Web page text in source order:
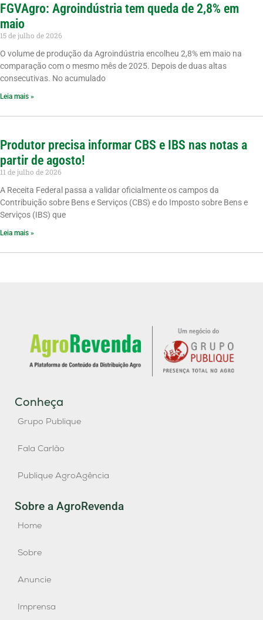
FGVAgro: Agroindústria tem queda de 2,8% em
maio
15 de julho de 2026
O volume de produção da Agroindústria encolheu 2,8% em maio na
comparação com o mesmo mês de 2025. Depois de duas altas
consecutivas. No acumulado
Leia mais »
Produtor precisa informar CBS e IBS nas notas a
partir de agosto!
11 de julho de 2026
A Receita Federal passa a validar oficialmente os campos da
Contribuição sobre Bens e Serviços (CBS) e do Imposto sobre Bens e
Serviços (IBS) que
Leia mais »
Conheça
Grupo Publique
Fala Carlão
Publique AgroAgência
Sobre a AgroRevenda
Home
Sobre
Anuncie
Imprensa